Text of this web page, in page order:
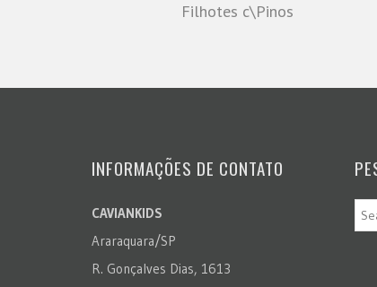
Filhotes c\Pinos
INFORMAÇÕES DE CONTATO
CAVIANKIDS
Araraquara/SP
R. Gonçalves Dias, 1613